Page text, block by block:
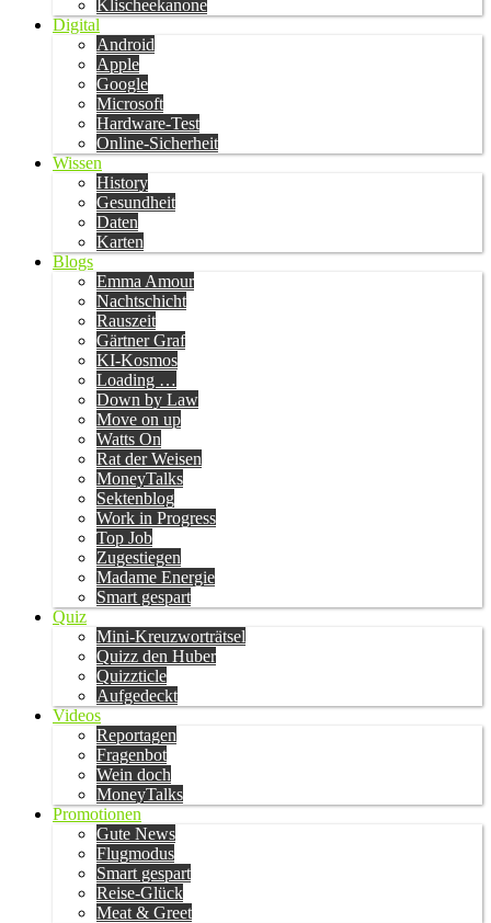
Klischeekanone
Digital
Android
Apple
Google
Microsoft
Hardware-Test
Online-Sicherheit
Wissen
History
Gesundheit
Daten
Karten
Blogs
Emma Amour
Nachtschicht
Rauszeit
Gärtner Graf
KI-Kosmos
Loading …
Down by Law
Move on up
Watts On
Rat der Weisen
MoneyTalks
Sektenblog
Work in Progress
Top Job
Zugestiegen
Madame Energie
Smart gespart
Quiz
Mini-Kreuzworträtsel
Quizz den Huber
Quizzticle
Aufgedeckt
Videos
Reportagen
Fragenbot
Wein doch
MoneyTalks
Promotionen
Gute News
Flugmodus
Smart gespart
Reise-Glück
Meat & Greet